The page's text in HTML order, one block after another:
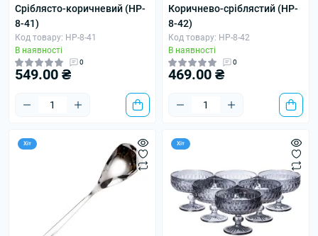
Сріблясто-коричневий (HP-
8-41)
Код товару: HP-8-41
В наявності
0
549.00 ₴
Коричнево-сріблястий (HP-
8-42)
Код товару: HP-8-42
В наявності
0
469.00 ₴
Хіт Хіт